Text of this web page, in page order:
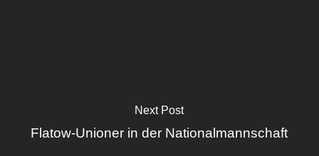
Next Post
Flatow-Unioner in der Nationalmannschaft